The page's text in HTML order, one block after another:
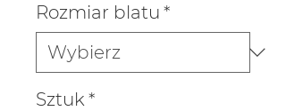
Rozmiar blatu *
Sztuk *